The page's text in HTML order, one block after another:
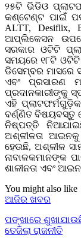
୨୫ଟି ଭିଡିଓ
କଣ୍ଟେଣ୍ଟ ପାଇଁ
ALTT,
ଆପ୍ଲିକେସନ
ସରକାର ଓଟିଟି
ସମୟରେ ୧୮ଟି ଓଟିଟି
ଡିସେମ୍ବର ମାସରେ
ଏବଂ ପ୍ରସାରଣ
ପ୍ରଦାନକାରୀଙ୍କୁ
ଏହି
ବର୍ଣ୍ଣିତ ବିଷୟବସ୍ତୁ
ନିଷ୍ପତ୍ତି
ଅଶ୍ଳୀଳତା
ହେଉଛି, ଅଶ୍ଳୀଳ
ନାବାଳକମାନଙ୍କ
ଶାଳୀନତା ଏବଂ
You might also like
ଆଜିର ଖବର
ପଙ୍ଖାରେ
ତେଜିଲା ରାଜନୀତି